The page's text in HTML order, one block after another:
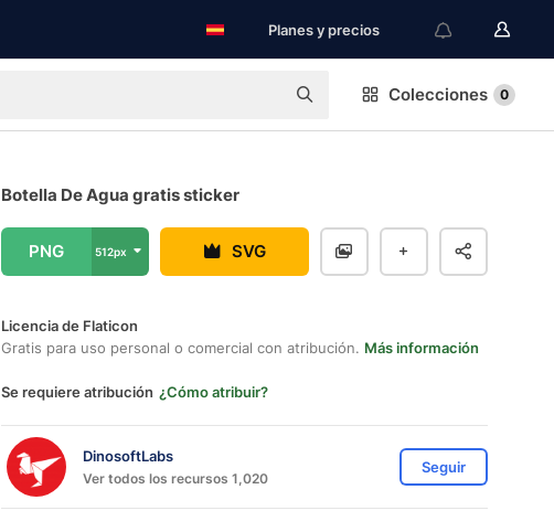
Planes y precios
Colecciones 0
Botella De Agua gratis sticker
PNG 512px SVG
Licencia de Flaticon
Gratis para uso personal o comercial con atribución. Más información
Se requiere atribución ¿Cómo atribuir?
DinosoftLabs
Ver todos los recursos 1,020
Seguir